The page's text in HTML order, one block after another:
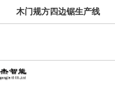
木门规方四边锯生产线